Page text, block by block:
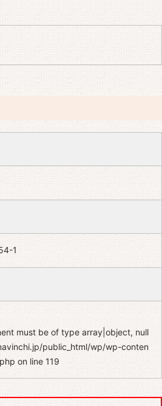
1
must be of type array|object, null
public_html/wp/wp-conten
on line119